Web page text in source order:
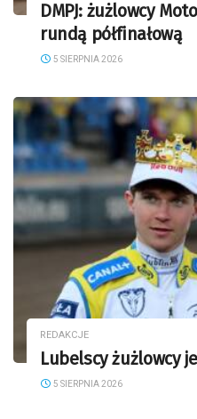
DMPJ: żużlowcy
rundą półfinałową
5 SIERPNIA 2026
REDAKCJE
Lubelscy żużlowcy
5 SIERPNIA 2026